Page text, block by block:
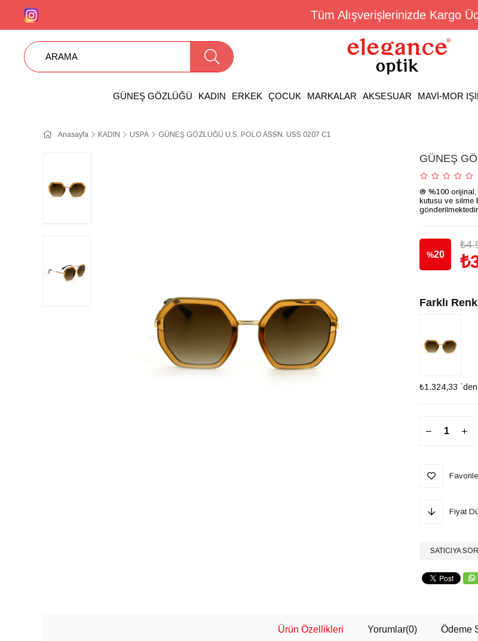
Tüm Alışverişlerinizde Kargo
GÜNEŞ GÖZLÜĞÜ KADIN ERKEK ÇOCUK MARKALAR AKSESUAR MAVİ-MOR
Anasayfa KADIN USPA GÜNEŞ GÖZLÜĞÜ U.S. POLO ASSN. USS 0207 C1
GÜNEŞ
® %100 orijinal,
kutusu ve silme
%20
Farklı
₺1.324,33
Fiyat
SATICIYA
Ürün Özellikleri Yorumlar(0) Ödeme